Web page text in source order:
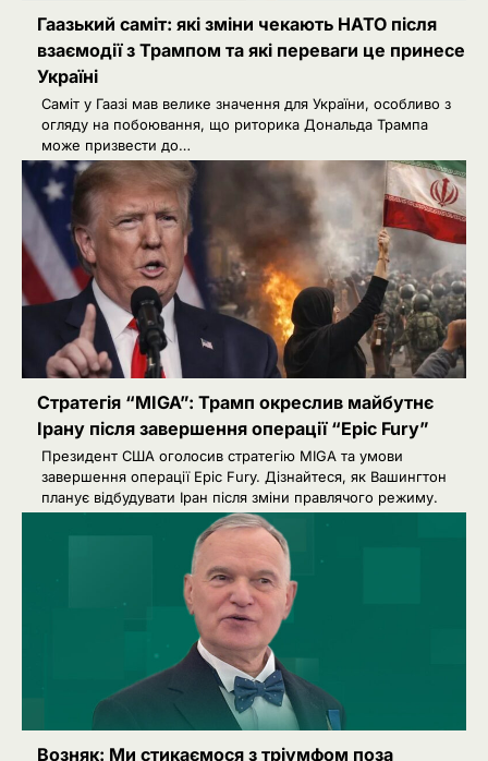
Гаазький саміт: які зміни чекають НАТО після
взаємодії з Трампом та які переваги це принесе
Україні
Саміт у Гаазі мав велике значення для України, особливо з
огляду на побоювання, що риторика Дональда Трампа
може призвести до…
Стратегія “MIGA”: Трамп окреслив майбутнє
Ірану після завершення операції “Epic Fury”
Президент США оголосив стратегію MIGA та умови
завершення операції Epic Fury. Дізнайтеся, як Вашингтон
планує відбудувати Іран після зміни правлячого режиму.
Возняк: Ми стикаємося з тріумфом поза
Сенат США підтримав новий пакет
санкцій проти Росії: що буде далі
Ivanov Ponomarenko
Київська нерухомість після 2025
року: які проєкти формують новий
вигляд столиці
Ivanov Ponomarenko
РФ готує удари по НАТО
українськими дронами